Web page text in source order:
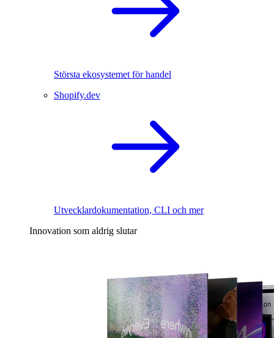
Största ekosystemet för handel
Shopify.dev
Utvecklardokumentation, CLI och mer
Innovation som aldrig slutar